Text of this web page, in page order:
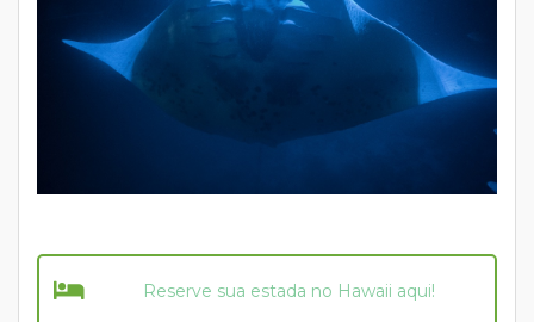
Reserve sua estada no Hawaii aqui!